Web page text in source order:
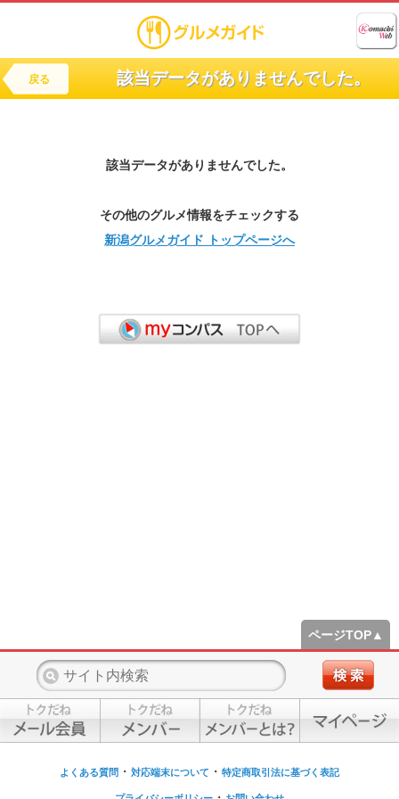
戻る 該当データがありませんでした。
該当データがありませんでした。
その他のグルメ情報をチェックする
新潟グルメガイド トップページへ
ページTOP▲
よくある質問 ・ 対応端末について ・ 特定商取引法に基づく表記